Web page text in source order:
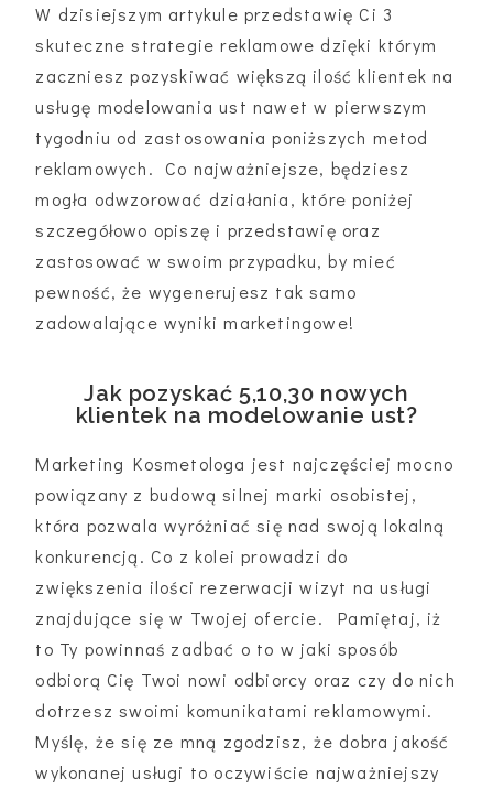
W dzisiejszym artykule przedstawię Ci 3
skuteczne strategie reklamowe dzięki którym
zaczniesz pozyskiwać większą ilość klientek na
usługę modelowania ust nawet w pierwszym
tygodniu od zastosowania poniższych metod
reklamowych. Co najważniejsze, będziesz
mogła odwzorować działania, które poniżej
szczegółowo opiszę i przedstawię oraz
zastosować w swoim przypadku, by mieć
pewność, że wygenerujesz tak samo
zadowalające wyniki marketingowe!
Jak pozyskać 5,10,30 nowych
klientek na modelowanie ust?
Marketing Kosmetologa jest najczęściej mocno
powiązany z budową silnej marki osobistej,
która pozwala wyróżniać się nad swoją lokalną
konkurencją. Co z kolei prowadzi do
zwiększenia ilości rezerwacji wizyt na usługi
znajdujące się w Twojej ofercie. Pamiętaj, iż
to Ty powinnaś zadbać o to w jaki sposób
odbiorą Cię Twoi nowi odbiorcy oraz czy do nich
dotrzesz swoimi komunikatami reklamowymi.
Myślę, że się ze mną zgodzisz, że dobra jakość
wykonanej usługi to oczywiście najważniejszy